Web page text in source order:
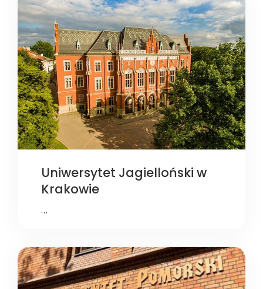
Uniwersytet Jagielloński w
Krakowie
…